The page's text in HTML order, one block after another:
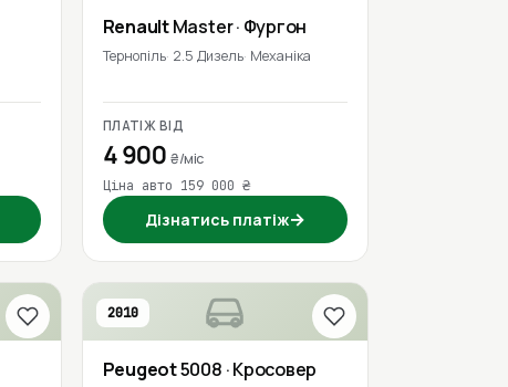
RenaultMaster· Фургон
Тернопіль 2.5 Дизель Механіка
ПЛАТІЖ ВІД
4 900 ₴/міс
Ціна авто 159 000 ₴
Дізнатись платіж→
2010
Peugeot5008 · Кросовер